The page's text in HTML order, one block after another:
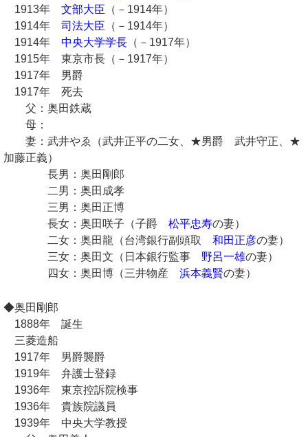
1913年 文部大臣 （－1914年）
1914年 司法大臣 （－1914年）
1914年 中央大学学長（－1917年）
1915年 東京市長（－1917年）
1917年 男爵
1917年 死去
父：奥田鉄蔵
母：
妻：武井やゑ（武井正平の二女、★男爵 武井守正、★
加藤正義）
長男：奥田剛郎
二男：奥田成孝
三男：奥田正博
長女：奥田咲子（子爵 松平忠寿の妻）
二女：奥田龍（台湾銀行副頭取 和田正彦の妻）
三女：奥田文（日本銀行監事 野呂一雄の妻）
四女：奥田博（三井物産 浜本義賢の妻）
◆奥田剛郎
1888年 誕生
三菱造船
1917年 男爵襲爵
1919年 弁護士登録
1936年 東京控訴院検事
1936年 貴族院議員
1939年 中央大学教授